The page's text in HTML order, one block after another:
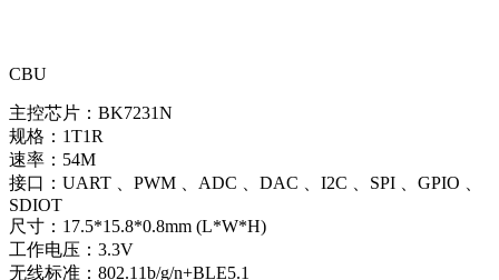
CBU
主控芯片：BK7231N
规格：1T1R
速率：54M
接口：UART 、PWM 、ADC 、DAC 、I2C 、SPI 、GPIO 、
SDIOT
尺寸：17.5*15.8*0.8mm (L*W*H)
工作电压：3.3V
无线标准：802.11b/g/n+BLE5.1